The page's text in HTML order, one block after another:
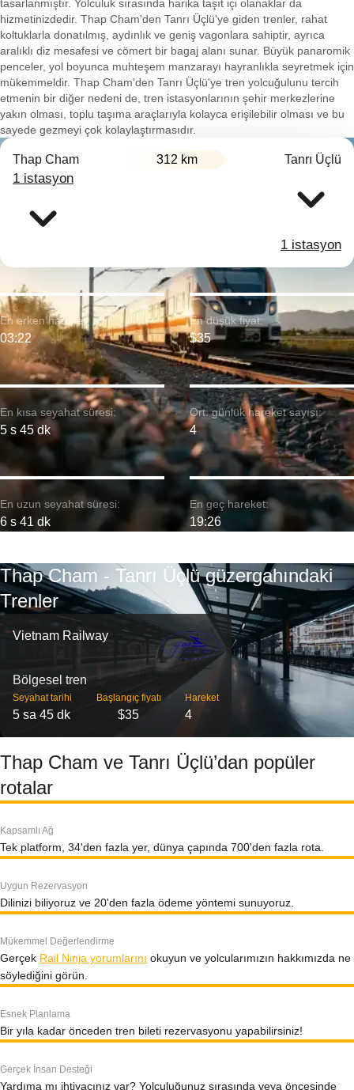
tasarlanmıştır. Yolculuk sırasında harika taşıt içi olanaklar da
hizmetinizdedir. Thap Cham'den Tanrı Üçlü'ye giden trenler, rahat
koltuklarla donatılmış, aydınlık ve geniş vagonlara sahiptir, ayrıca
aralıklı diz mesafesi ve cömert bir bagaj alanı sunar. Büyük panaromik
penceler, yol boyunca muhteşem manzarayı hayranlıkla seyretmek için
mükemmeldir. Thap Cham'den Tanrı Üçlü'ye tren yolcuğulunu tercih
etmenin bir diğer nedeni de, tren istasyonlarının şehir merkezlerine
yakın olması, toplu taşıma araçlarıyla kolayca erişilebilir olması ve bu
sayede gezmeyi çok kolaylaştırmasıdır.
Thap Cham 312 km Tanrı Üçlü
1 istasyon
1 istasyon
En kısa seyahat süresi:
5 s 45 dk
En erken hareket:
03:22
En uzun seyahat süresi:
6 s 41 dk
En düşük fiyat:
$35
Ort. günlük hareket sayısı:
4
En geç hareket:
19:26
Thap Cham - Tanrı Üçlü güzergahındaki
Trenler
Vietnam Railway
Bölgesel tren
Seyahat tarihi
5 sa 45 dk
Başlangıç ​​fiyatı
$35
Hareket
4
Thap Cham ve Tanrı Üçlü’dan popüler
rotalar
Kapsamlı Ağ
Tek platform, 34'den fazla yer, dünya çapında 700'den fazla rota.
Uygun Rezervasyon
Dilinizi biliyoruz ve 20'den fazla ödeme yöntemi sunuyoruz.
Mükemmel Değerlendirme
Gerçek Rail Ninja yorumlarını okuyun ve yolcularımızın hakkımızda ne
söylediğini görün.
Esnek Planlama
Bir yıla kadar önceden tren bileti rezervasyonu yapabilirsiniz!
Gerçek İnsan Desteği
Yardıma mı ihtiyacınız var? Yolculuğunuz sırasında veya öncesinde